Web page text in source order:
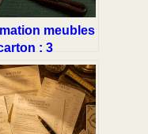
meubles
: 3
de
pour un
durable et